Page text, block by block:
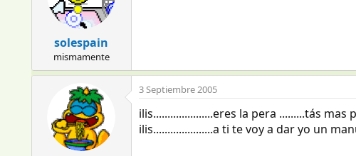
solespain
mismamente
3 Septiembre 2005
ilis.....................eres la pera .........tás
ilis.....................a ti te voy a dar yo un